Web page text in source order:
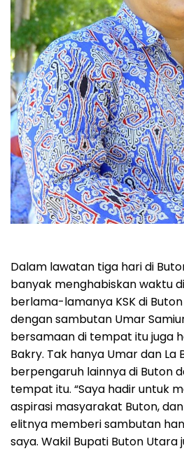
Dalam lawatan tiga hari di
banyak menghabiskan waktu
berlama-lamanya KSK di
dengan sambutan Umar
bersamaan di tempat itu juga
Bakry. Tak hanya Umar dan
berpengaruh lainnya di Buton
tempat itu. “Saya hadir untuk
aspirasi masyarakat Buton,
elitnya memberi sambutan
saya. Wakil Bupati Buton Utara